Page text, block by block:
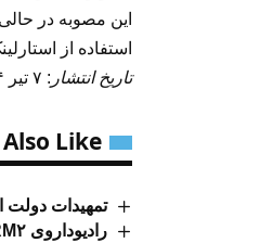
این مصوبه در
استفاده از
تاریخ انتشار : ۷ تیر ۱۴۰۴
Like
تمهیدات دولت
رادیوداروی ۶۸Ga-RM۲ برای تصویربرداری پیشرفته از تومورها